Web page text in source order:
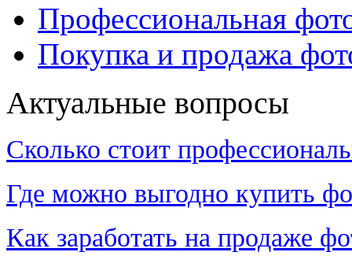
Профессиональная
Покупка и продажа
Актуальные вопросы
Сколько стоит
Где можно выгодно купить
Как заработать на продаже